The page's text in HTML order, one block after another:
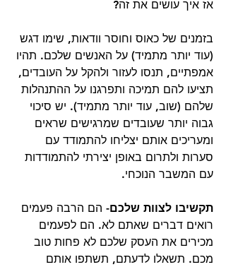
אז איך עושים את זה?
בזמנים של כאוס וחוסר וודאות, שימו דגש
(עוד יותר מתמיד) על האנשים שלכם. תהיו
אמפתיים, תנסו לעזור ולהקל על העובדים,
תציעו להם תמיכה ותפרגנו על ההתנהלות
שלהם (שוב, עוד יותר מתמיד). יש סיכוי
גבוה יותר שעובדים שמרגישים שראים
ומעריכים אותם יצליחו להתמודד עם
סערות ולתרום באופן יצירתי להתמודדות
עם המשבר הנוכחי.
תקשיבו לצוות שלכם- הם הרבה פעמים
רואים דברים שאתם לא. הם לפעמים
מכירים את העסק שלכם לא פחות טוב
מכם. תשאלו לדעתם, תשתפו אותם